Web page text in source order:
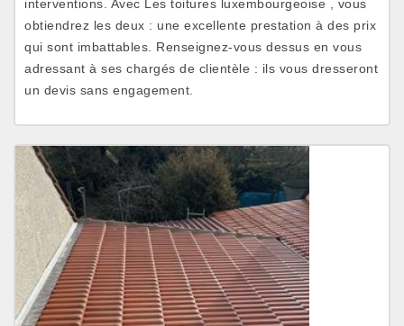
interventions. Avec Les toitures luxembourgeoise , vous
obtiendrez les deux : une excellente prestation à des prix
qui sont imbattables. Renseignez-vous dessus en vous
adressant à ses chargés de clientèle : ils vous dresseront
un devis sans engagement.